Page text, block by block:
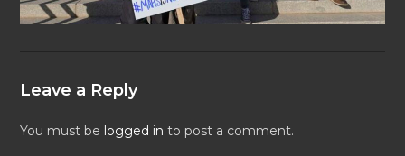
Leave a Reply
You must be logged in to post a comment.